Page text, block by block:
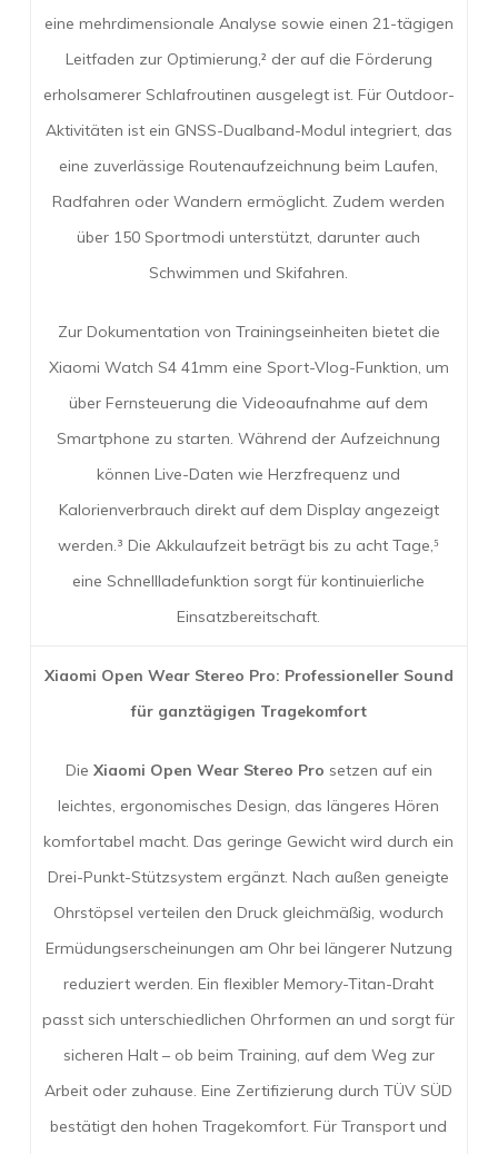
eine mehrdimensionale Analyse sowie einen 21-tägigen
Leitfaden zur Optimierung,² der auf die Förderung
erholsamerer Schlafroutinen ausgelegt ist. Für Outdoor-
Aktivitäten ist ein GNSS-Dualband-Modul integriert, das
eine zuverlässige Routenaufzeichnung beim Laufen,
Radfahren oder Wandern ermöglicht. Zudem werden
über 150 Sportmodi unterstützt, darunter auch
Schwimmen und Skifahren.
Zur Dokumentation von Trainingseinheiten bietet die
Xiaomi Watch S4 41mm eine Sport-Vlog-Funktion, um
über Fernsteuerung die Videoaufnahme auf dem
Smartphone zu starten. Während der Aufzeichnung
können Live-Daten wie Herzfrequenz und
Kalorienverbrauch direkt auf dem Display angezeigt
werden.³ Die Akkulaufzeit beträgt bis zu acht Tage,⁵
eine Schnellladefunktion sorgt für kontinuierliche
Einsatzbereitschaft.
Xiaomi Open Wear Stereo Pro: Professioneller Sound
für ganztägigen Tragekomfort
Die Xiaomi Open Wear Stereo Pro setzen auf ein
leichtes, ergonomisches Design, das längeres Hören
komfortabel macht. Das geringe Gewicht wird durch ein
Drei-Punkt-Stützsystem ergänzt. Nach außen geneigte
Ohrstöpsel verteilen den Druck gleichmäßig, wodurch
Ermüdungserscheinungen am Ohr bei längerer Nutzung
reduziert werden. Ein flexibler Memory-Titan-Draht
passt sich unterschiedlichen Ohrformen an und sorgt für
sicheren Halt – ob beim Training, auf dem Weg zur
Arbeit oder zuhause. Eine Zertifizierung durch TÜV SÜD
bestätigt den hohen Tragekomfort. Für Transport und